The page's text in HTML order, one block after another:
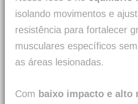
isolando movimentos e
resistência para fortalecer
musculares específicos
as áreas lesionadas.
Com baixo impacto e alto